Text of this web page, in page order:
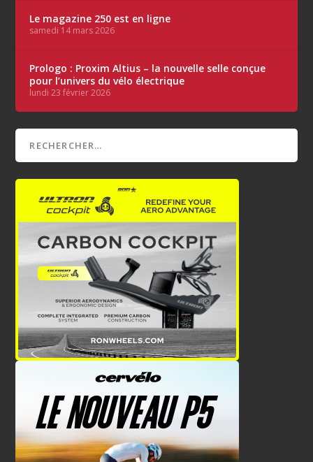
Le magazine 250 est en ligne
samedi 14 mars 2026
Prologo : Proxim Altius – la nouvelle selle conçue
pour l’univers du vélo électrique
lundi 23 février 2026